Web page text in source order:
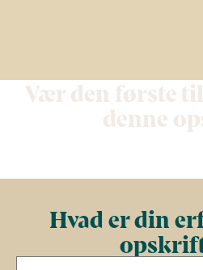
Vær den første
denne
Hvad er din